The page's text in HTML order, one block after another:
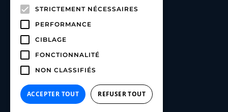
Carlo App | Linkedin
STRICTEMENT NÉCESSAIRES
PERFORMANCE
CIBLAGE
FONCTIONNALITÉ
NON CLASSIFIÉS
ACCEPTER TOUT REFUSER TOUT